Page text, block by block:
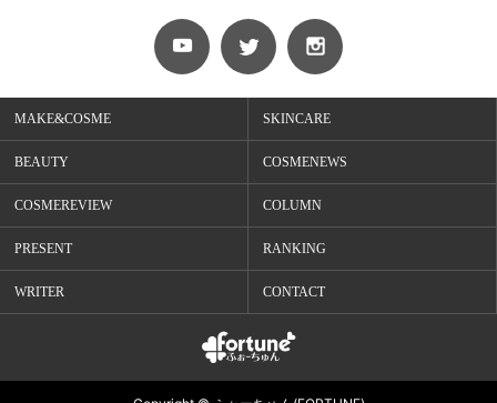
MAKE&COSME SKINCARE
BEAUTY COSMENEWS
COSMEREVIEW COLUMN
PRESENT RANKING
WRITER CONTACT